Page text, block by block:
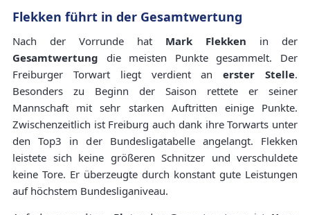
Flekken führt in der Gesamtwertung
Nach der Vorrunde hat Mark Flekken in der
Gesamtwertung die meisten Punkte gesammelt. Der
Freiburger Torwart liegt verdient anerster Stelle.
Besonders zu Beginn der Saison rettete er seiner
Mannschaft mit sehr starken Auftritten einige Punkte.
Zwischenzeitlich ist Freiburg auch dank ihre Torwarts unter
den Top3 in der Bundesligatabelle angelangt. Flekken
leistete sich keine größeren Schnitzer und verschuldete
keine Tore. Er überzeugte durch konstant gute Leistungen
auf höchstem Bundesliganiveau.